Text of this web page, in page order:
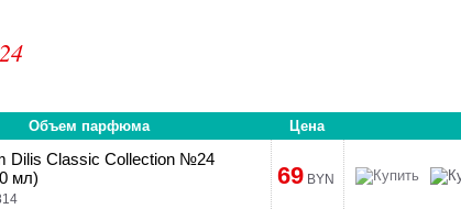
Объем парфюма Цена
Dilis Classic Collection №24
мл)
69 BYN